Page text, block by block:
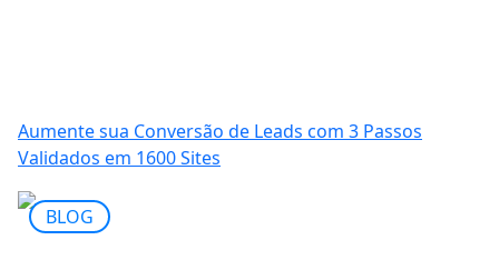
Aumente sua Conversão de Leads com 3 Passos
Validados em 1600 Sites
BLOG